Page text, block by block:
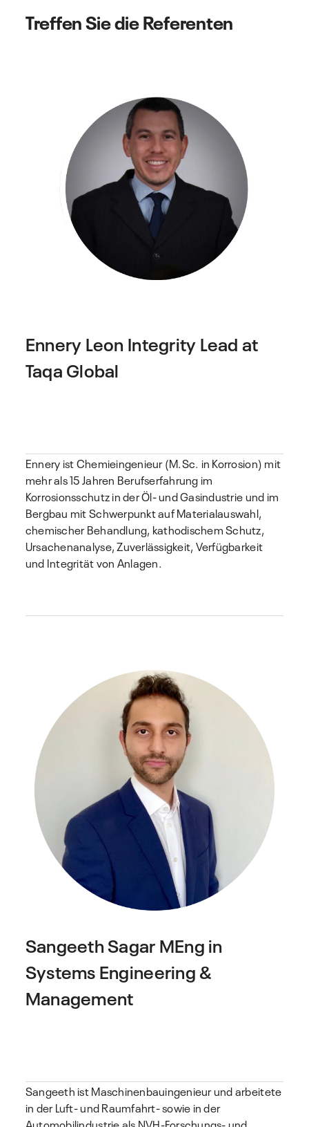
Treffen Sie die Referenten
Ennery Leon Integrity Lead at
Taqa Global
Ennery ist Chemieingenieur (M.Sc. in Korrosion) mit
mehr als 15 Jahren Berufserfahrung im
Korrosionsschutz in der Öl- und Gasindustrie und im
Bergbau mit Schwerpunkt auf Materialauswahl,
chemischer Behandlung, kathodischem Schutz,
Ursachenanalyse, Zuverlässigkeit, Verfügbarkeit
und Integrität von Anlagen.
Sangeeth SagarMEng in
Systems Engineering &
Management
Sangeeth ist Maschinenbauingenieur und arbeitete
in der Luft- und Raumfahrt- sowie in der
Automobilindustrie als NVH-Forschungs- und